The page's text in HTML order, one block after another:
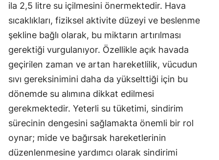
ila 2,5 litre su içilmesini önermektedir. Hava
sıcaklıkları, fiziksel aktivite düzeyi ve beslenme
şekline bağlı olarak, bu miktarın artırılması
gerektiği vurgulanıyor. Özellikle açık havada
geçirilen zaman ve artan hareketlilik, vücudun
sıvı gereksinimini daha da yükselttiği için bu
dönemde su alımına dikkat edilmesi
gerekmektedir. Yeterli su tüketimi, sindirim
sürecinin dengesini sağlamakta önemli bir rol
oynar; mide ve bağırsak hareketlerinin
düzenlenmesine yardımcı olarak sindirimi